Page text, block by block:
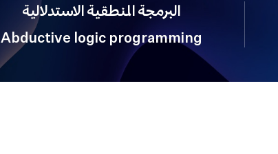
Abductive logic programming
البرمجة المنطقية الاستدلالية